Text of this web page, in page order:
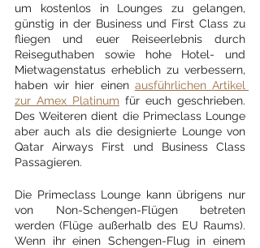
um kostenlos in Lounges zu gelangen,
günstig in der Business und First Class zu
fliegen und euer Reiseerlebnis durch
Reiseguthaben sowie hohe Hotel- und
Mietwagenstatus erheblich zu verbessern,
haben wir hier einen ausführlichen Artikel
zur Amex Platinum für euch geschrieben.
Des Weiteren dient die Primeclass Lounge
aber auch als die designierte Lounge von
Qatar Airways First und Business Class
Passagieren.
Die Primeclass Lounge kann übrigens nur
von Non-Schengen-Flügen betreten
werden (Flüge außerhalb des EU Raums).
Wenn ihr einen Schengen-Flug in einem